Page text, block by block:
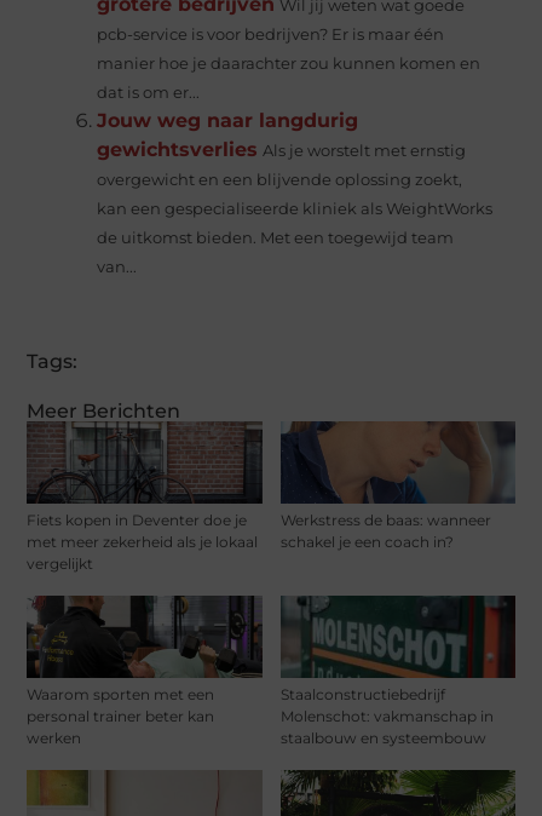
Meer Berichten
Fiets kopen in Deventer doe je
met meer zekerheid als je lokaal
vergelijkt
Werkstress de baas: wanneer
schakel je een coach in?
Waarom sporten met een
personal trainer beter kan
werken
Staalconstructiebedrijf
Molenschot: vakmanschap in
staalbouw en systeembouw
Wil jij weten wat goede
pcb-service is voor bedrijven? Er is maar één
manier hoe je daarachter zou kunnen komen en
dat is om er...
Jouw weg naar langdurig
gewichtsverlies Als je worstelt met ernstig
overgewicht en een blijvende oplossing zoekt,
kan een gespecialiseerde kliniek als WeightWorks
de uitkomst bieden. Met een toegewijd team
van...
Tags: